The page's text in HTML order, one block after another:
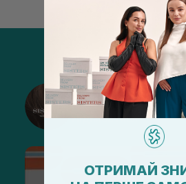
@sisters_stelmakh в
Підписатися
ОТРИМАЙ